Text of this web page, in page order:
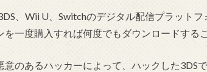
、Wii U、Switchのデジタル配信プラット
を一度購入すれば何度でもダウンロードする
意のあるハッカーによって、ハックした3DS